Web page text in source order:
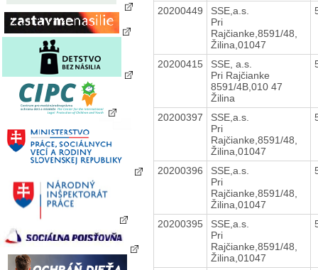
20200449
SSE,a.s.
Pri
Rajčianke,8591/48,
Žilina,01047
20200415
SSE, a.s.
Pri Rajčianke
8591/4B,010 47
Žilina
20200397
SSE,a.s.
Pri
Rajčianke,8591/48,
Žilina,01047
20200396
SSE,a.s.
Pri
Rajčianke,8591/48,
Žilina,01047
20200395
SSE,a.s.
Pri
Rajčianke,8591/48,
Žilina,01047